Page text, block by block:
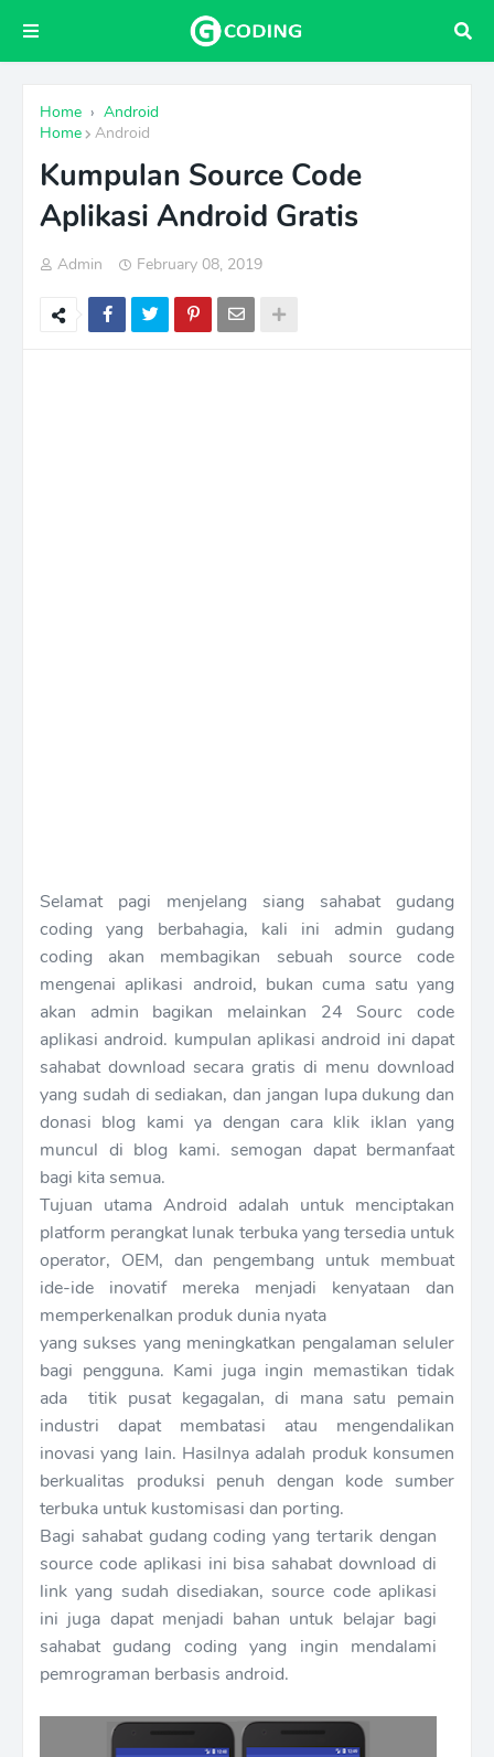
Home › Android
Home
Android
Kumpulan Source Code
Aplikasi Android Gratis
Admin February 08, 2019
Selamat pagi menjelang siang sahabat gudang
coding yang berbahagia, kali ini admin gudang
coding akan membagikan sebuah source code
mengenai aplikasi android, bukan cuma satu yang
akan admin bagikan melainkan 24 Sourc code
aplikasi android. kumpulan aplikasi android ini dapat
sahabat download secara gratis di menu download
yang sudah di sediakan, dan jangan lupa dukung dan
donasi blog kami ya dengan cara klik iklan yang
muncul di blog kami. semogan dapat bermanfaat
bagi kita semua.
Tujuan utama Android adalah untuk menciptakan
platform perangkat lunak terbuka yang tersedia untuk
operator, OEM, dan pengembang untuk membuat
ide-ide inovatif mereka menjadi kenyataan dan
memperkenalkan produk dunia nyata
yang sukses yang meningkatkan pengalaman seluler
bagi pengguna. Kami juga ingin memastikan tidak
ada titik pusat kegagalan, di mana satu pemain
industri dapat membatasi atau mengendalikan
inovasi yang lain. Hasilnya adalah produk konsumen
berkualitas produksi penuh dengan kode sumber
terbuka untuk kustomisasi dan porting.
Bagi sahabat gudang coding yang tertarik dengan
source code aplikasi ini bisa sahabat download di
link yang sudah disediakan, source code aplikasi
ini juga dapat menjadi bahan untuk belajar bagi
sahabat gudang coding yang ingin mendalami
pemrograman berbasis android.